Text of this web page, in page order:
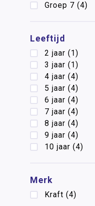
Groep 7 (4)
Leeftijd
2 jaar (1)
3 jaar (1)
4 jaar (4)
5 jaar (4)
6 jaar (4)
7 jaar (4)
8 jaar (4)
9 jaar (4)
10 jaar (4)
Merk
Kraft (4)